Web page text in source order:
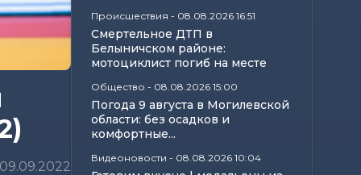
09.09.2022
Происшествия - 08.08.2026 16:51
Смертельное ДТП в
Белыничском районе:
мотоциклист погиб на месте
Общество - 08.08.2026 15:00
Погода 9 августа в Могилевской
области: без осадков и
комфортные...
Видеоновости - 08.08.2026 10:04